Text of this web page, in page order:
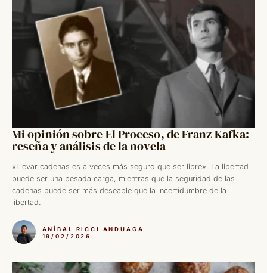
Mi opinión sobre El Proceso, de Franz Kafka:
reseña y análisis de la novela
«Llevar cadenas es a veces más seguro que ser libre». La libertad
puede ser una pesada carga, mientras que la seguridad de las
cadenas puede ser más deseable que la incertidumbre de la
libertad.
ANÍBAL RICCI ANDUAGA
19/02/2026